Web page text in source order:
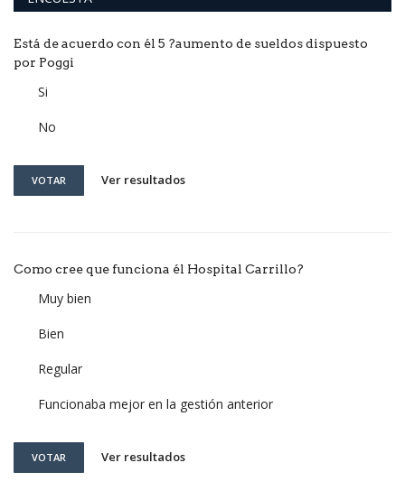
Está de acuerdo con él 5 ?aumento de sueldos dispuesto
por Poggi
Si
No
VOTAR Ver resultados
Como cree que funciona él Hospital Carrillo?
Muy bien
Bien
Regular
Funcionaba mejor en la gestión anterior
VOTAR Ver resultados